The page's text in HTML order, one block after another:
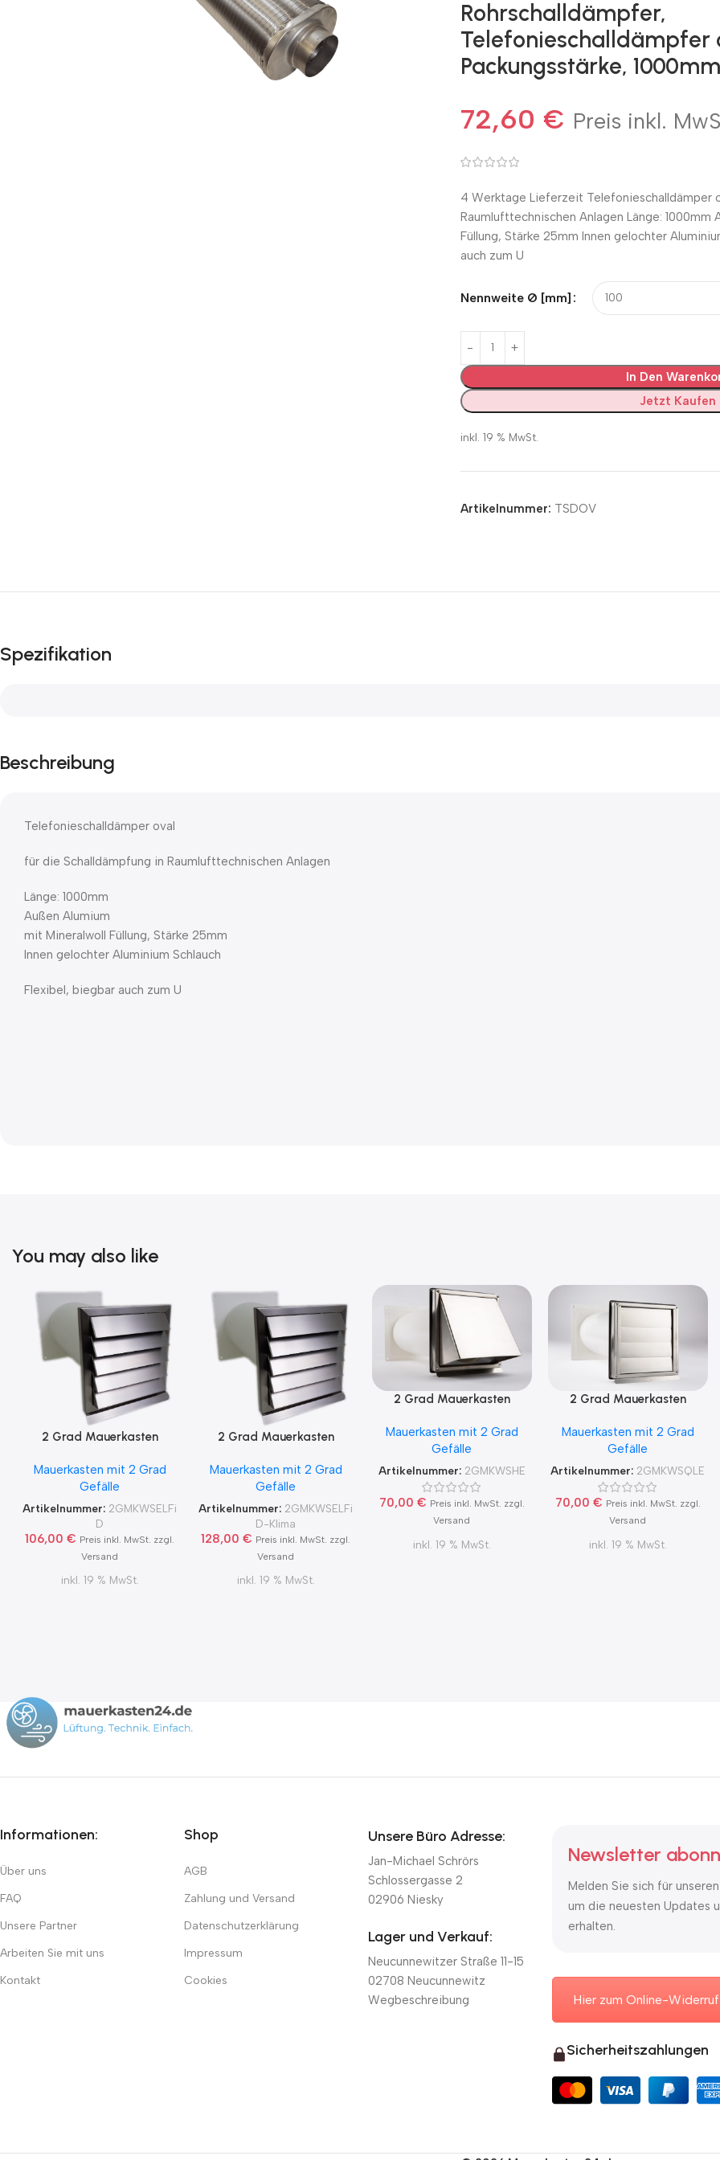
Rohrschalldämpfer,
Telefonieschalldämpfer
Packungsstärke,
72,60 € Preis inkl.
4 Werktage Lieferzeit Telefonieschalldämper
Raumlufttechnischen Anlagen Länge: 1000mm
Füllung, Stärke 25mm Innen gelochter
auch zum U
Nennweite Ø [mm]
In Den
Jetzt Kaufen
inkl. 19 % MwSt.
Artikelnummer: TSDOV
Spezifikation
Beschreibung
Telefonieschalldämper oval
für die Schalldämpfung in Raumlufttechnischen Anlagen
Länge: 1000mm
Außen Alumium
mit Mineralwoll Füllung, Stärke 25mm
Innen gelochter Aluminium Schlauch
Flexibel, biegbar auch zum U
You may also like
2 Grad Mauerkasten
Kondensatablauf auch mit
Blower Door Test und
Zertifikat Ø100, 125, 150
2Grad MKWSELFiD
Mauerkasten mit 2 Grad
Gefälle
Artikelnummer: 2GMKWSELFi
D
106,00€ Preis inkl. MwSt. zzgl.
Versand
inkl. 19 % MwSt.
2 Grad Mauerkasten
Kondensatablauf für
Klimageräte Ø150 2Grad
MKWSELFiD
Mauerkasten mit 2 Grad
Gefälle
Artikelnummer: 2GMKWSELFi
D-Klima
128,00€ Preis inkl. MwSt. zzgl.
Versand
inkl. 19 % MwSt.
2 Grad Mauerkasten
Kondensatablauf auch mit
Blower Door Test und
Zertifikat Ø100, 125, 150
Mauerkasten mit 2 Grad
Gefälle
Artikelnummer: 2GMKWSHE
70,00 € Preis inkl. MwSt. zzgl.
Versand
inkl. 19 % MwSt.
2 Grad Mauerkasten
Kondensatablauf auch mit
Blower Door Test und
Zertifikat Ø100, 125, 150
Mauerkasten mit 2 Grad
Gefälle
Artikelnummer: 2GMKWSQLE
70,00 € Preis inkl. MwSt. zzgl.
Versand
inkl. 19 % MwSt.
Informationen:
Über uns
FAQ
Unsere Partner
Arbeiten Sie mit uns
Kontakt
Shop
AGB
Zahlung und Versand
Datenschutzerklärung
Impressum
Cookies
Unsere Büro Adresse:
Jan-Michael Schrörs
Schlossergasse 2
02906 Niesky
Lager und Verkauf:
Neucunnewitzer Straße 11-15
02708 Neucunnewitz
Wegbeschreibung
Newsletter
Melden Sie sich für
um die neuesten Updates
erhalten.
Hier zum Online-Widerruf
Sicherheitszahlungen